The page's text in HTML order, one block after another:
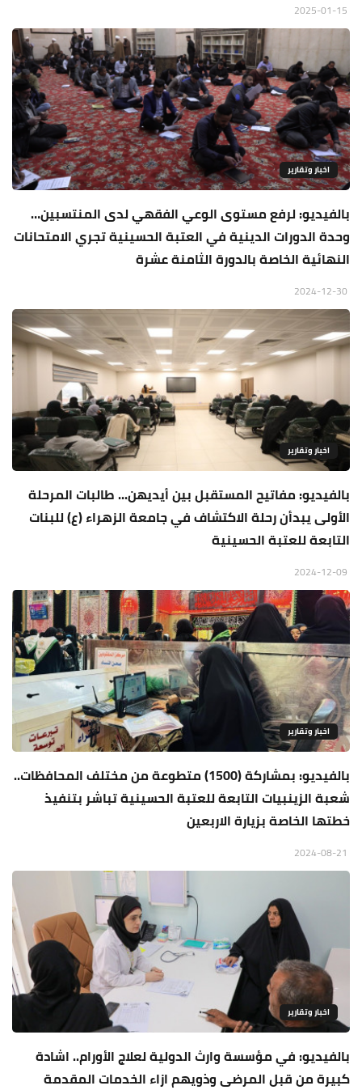
اخبار وتقارير
بالفيديو: لرفع مستوى الوعي الفقهي لدى المنتسبين…
وحدة الدورات الدينية في العتبة الحسينية تجري الامتحانات
النهائية الخاصة بالدورة الثامنة عشرة
اخبار وتقارير
بالفيديو: مفاتيح المستقبل بين أيديهن... طالبات المرحلة
الأولى يبدأن رحلة الاكتشاف في جامعة الزهراء (ع) للبنات
التابعة للعتبة الحسينية
اخبار وتقارير
بالفيديو: بمشاركة (1500) متطوعة من مختلف المحافظات..
شعبة الزينبيات التابعة للعتبة الحسينية تباشر بتنفيذ
خطتها الخاصة بزيارة الاربعين
اخبار وتقارير
بالفيديو: في مؤسسة وارث الدولية لعلاج الأورام.. اشادة
كبيرة من قبل المرضى وذويهم ازاء الخدمات المقدمة